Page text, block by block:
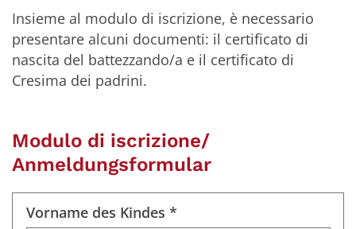
Insieme al modulo di iscrizione, è necessario
presentare alcuni documenti: il certificato di
nascita del battezzando/a e il certificato di
Cresima dei padrini.
Modulo di iscrizione/
Anmeldungsformular
Vorname des Kindes *